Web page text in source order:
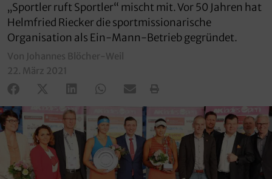
„Sportler ruft Sportler“ mischt mit. Vor 50 Jahren hat
Helmfried Riecker die sportmissionarische
Organisation als Ein-Mann-Betrieb gegründet.
Von Johannes Blöcher-Weil
22. März 2021